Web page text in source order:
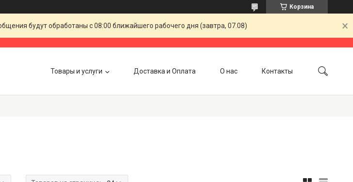
Корзина
будут обработаны с 08:00 ближайшего рабочего дня (завтра, 07.08)
Товары и услуги Доставка и Оплата О нас Контакты